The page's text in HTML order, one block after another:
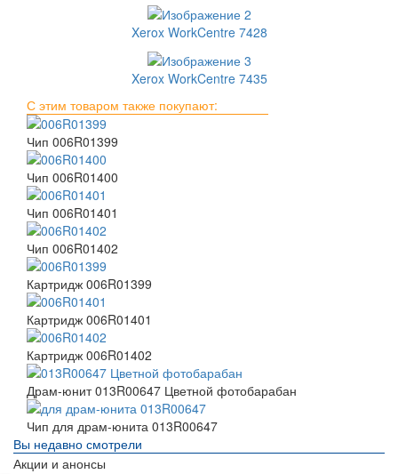
Xerox WorkCentre 7428
Xerox WorkCentre 7435
С этим товаром также покупают:
Чип 006R01399
Чип 006R01400
Чип 006R01401
Чип 006R01402
Картридж 006R01399
Картридж 006R01401
Картридж 006R01402
Драм-юнит 013R00647 Цветной фотобарабан
Чип для драм-юнита 013R00647
Вы недавно смотрели
Акции и анонсы